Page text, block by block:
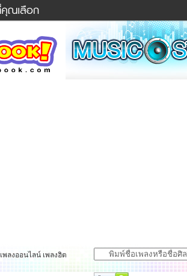
ข่าวด่วน
ละคร
เพลงออนไลน์ เพลงฮิต